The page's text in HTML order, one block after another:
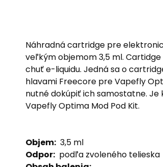
Náhradná cartridge pre
veľkým objemom 3,5 ml.
chuť e-liquidu. Jedná sa o
hlavami Freecore pre Vapefly
nutné dokúpiť ich samostatne. Je
Vapefly Optima Mod Pod Kit.
Objem: 3,5 ml
Odpor: podľa zvoleného telieska